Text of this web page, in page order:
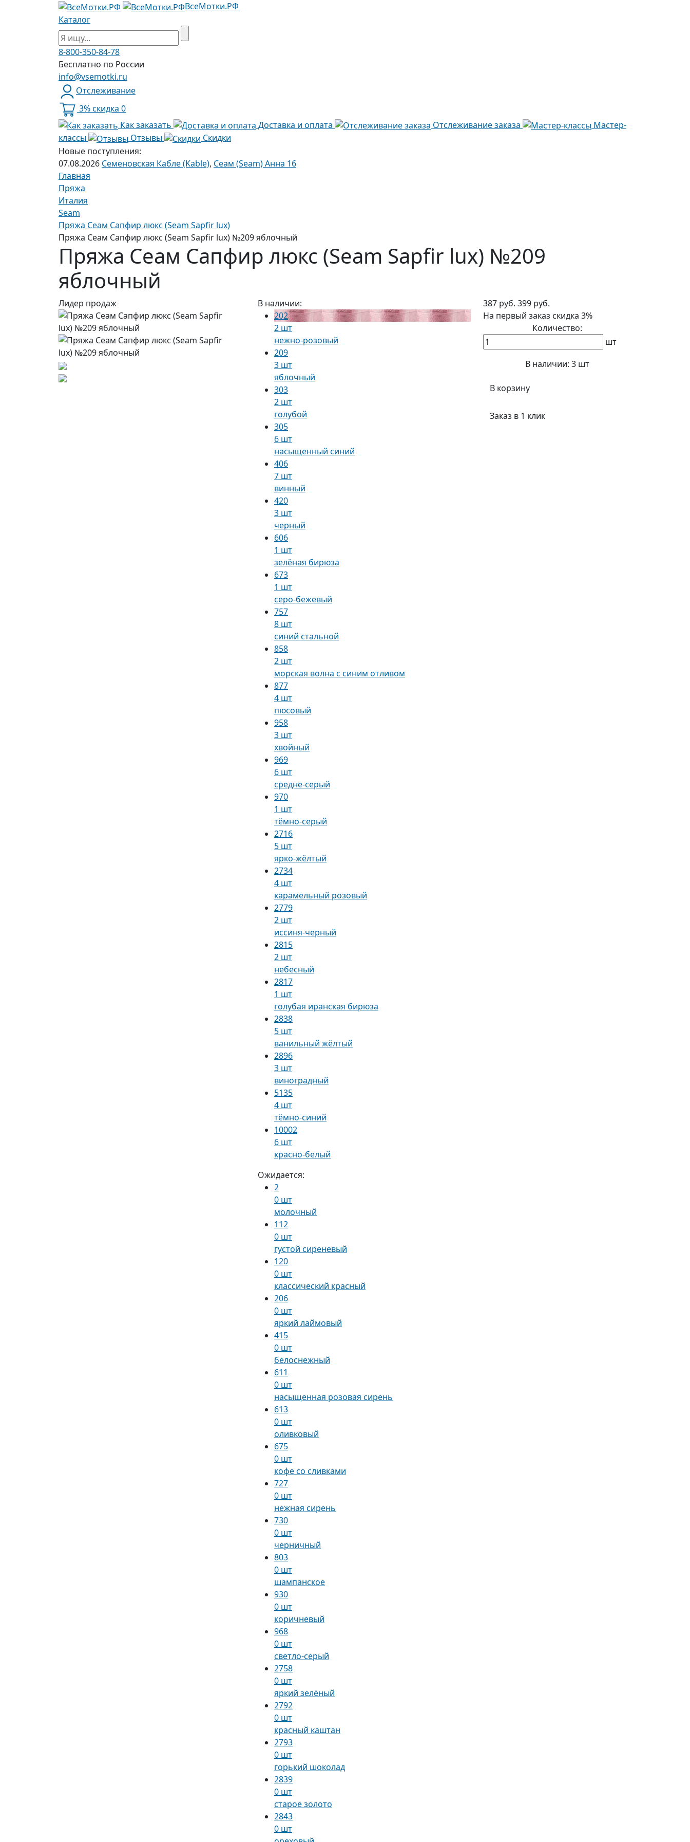
ВсеМотки.РФ
Каталог
8-800-350-84-78
Бесплатно по России
info@vsemotki.ru
Отслеживание
3% скидка 0
Как заказать
Доставка и оплата Отслеживание заказа
Мастер-
классы
Отзывы
Скидки
Новые поступления:
07.08.2026 Семеновская Кабле (Kable), Сеам (Seam) Анна 16
Главная
Пряжа
Италия
Seam
Пряжа Сеам Сапфир люкс (Seam Sapfir lux)
Пряжа Сеам Сапфир люкс (Seam Sapfir lux) №209 яблочный
Пряжа Сеам Сапфир люкс (Seam Sapfir lux) №209
яблочный
Лидер продаж
В наличии:
202
2 шт
нежно-розовый
209
3 шт
яблочный
303
2 шт
голубой
305
6 шт
насыщенный синий
406
7 шт
винный
420
3 шт
черный
606
1 шт
зелёная бирюза
673
1 шт
серо-бежевый
757
8 шт
синий стальной
858
2 шт
морская волна с синим отливом
877
4 шт
пюсовый
958
3 шт
хвойный
969
6 шт
средне-серый
970
1 шт
тёмно-серый
2716
5 шт
ярко-жёлтый
2734
4 шт
карамельный розовый
2779
2 шт
иссиня-черный
2815
2 шт
небесный
2817
1 шт
голубая иранская бирюза
2838
5 шт
ванильный жёлтый
2896
3 шт
виноградный
5135
4 шт
тёмно-синий
10002
6 шт
красно-белый
Ожидается:
2
0 шт
молочный
112
0 шт
густой сиреневый
120
0 шт
классический красный
206
0 шт
яркий лаймовый
415
0 шт
белоснежный
611
0 шт
насыщенная розовая сирень
613
0 шт
оливковый
675
0 шт
кофе со сливками
727
0 шт
нежная сирень
730
0 шт
черничный
803
0 шт
шампанское
930
0 шт
коричневый
968
0 шт
светло-серый
2758
0 шт
яркий зелёный
2792
0 шт
красный каштан
2793
0 шт
горький шоколад
2839
0 шт
старое золото
2843
0 шт
387 руб. 399 руб.
На первый заказ скидка 3%
Количество:
шт
В наличии: 3 шт
В корзину
Заказ в 1 клик